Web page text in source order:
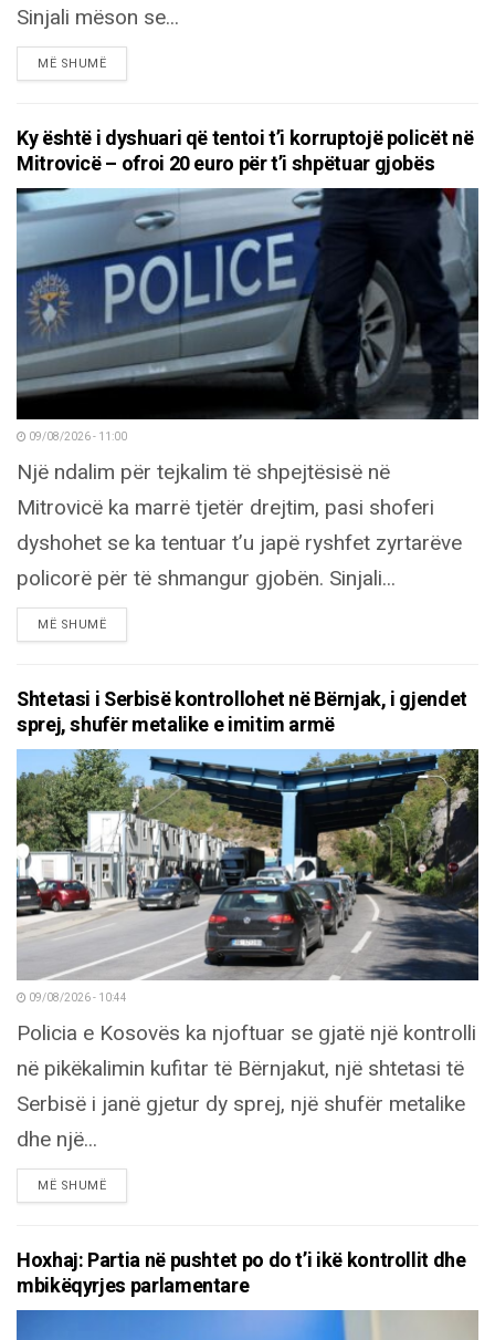
Sinjali mëson se...
MË SHUMËDETAILS
Ky është i dyshuari që tentoi t’i korruptojë policët në
Mitrovicë – ofroi 20 euro për t’i shpëtuar gjobës
09/08/2026 - 11:00
Një ndalim për tejkalim të shpejtësisë në
Mitrovicë ka marrë tjetër drejtim, pasi shoferi
dyshohet se ka tentuar t’u japë ryshfet zyrtarëve
policorë për të shmangur gjobën. Sinjali...
MË SHUMËDETAILS
Shtetasi i Serbisë kontrollohet në Bërnjak, i gjendet
sprej, shufër metalike e imitim armë
09/08/2026 - 10:44
Policia e Kosovës ka njoftuar se gjatë një kontrolli
në pikëkalimin kufitar të Bërnjakut, një shtetasi të
Serbisë i janë gjetur dy sprej, një shufër metalike
dhe një...
MË SHUMËDETAILS
Hoxhaj: Partia në pushtet po do t’i ikë kontrollit dhe
mbikëqyrjes parlamentare